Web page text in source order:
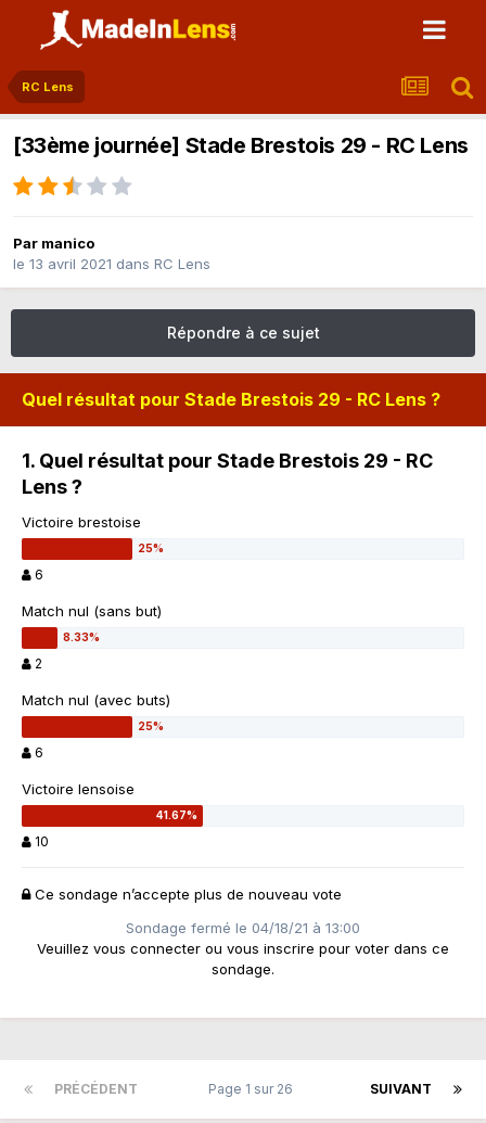
RC Lens
[33ème journée] Stade Brestois 29 - RC Lens
Par manico
le 13 avril 2021 dans RC Lens
Répondre à ce sujet
Quel résultat pour Stade Brestois 29 - RC Lens ?
1. Quel résultat pour Stade Brestois 29 - RC
Lens ?
Victoire brestoise
6
Match nul (sans but)
2
Match nul (avec buts)
6
Victoire lensoise
10
Ce sondage n’accepte plus de nouveau vote
Veuillez vous connecter ou vous inscrire pour voter dans ce
sondage.
Sondage fermé le 04/18/21 à 13:00
PRÉCÉDENT SUIVANT
Page 1 sur 26